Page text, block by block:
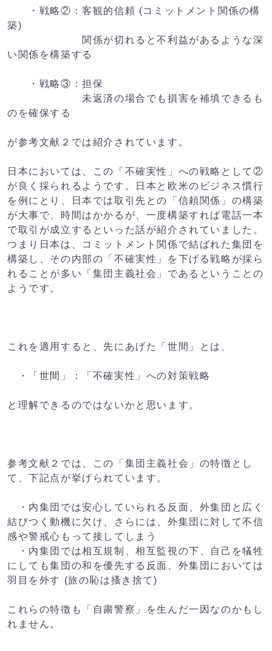
・戦略②：客観的信頼 (コミットメント関係の構
築)
関係が切れると不利益があるような深
い関係を構築する
・戦略③：担保
未返済の場合でも損害を補填できるも
のを確保する
が参考文献２では紹介されています。
日本においては、この「不確実性」への戦略として②
が良く採られるようです。日本と欧米のビジネス慣行
を例にとり、日本では取引先との「信頼関係」の構築
が大事で、時間はかかるが、一度構築すれば電話一本
で取引が成立するといった話が紹介されていました。
つまり日本は、コミットメント関係で結ばれた集団を
構築し、その内部の「不確実性」を下げる戦略が採ら
れることが多い「集団主義社会」であるということの
ようです。
これを適用すると、先にあげた「世間」とは、
・「世間」：「不確実性」への対策戦略
と理解できるのではないかと思います。
参考文献２では、この「集団主義社会」の特徴とし
て、下記点が挙げられています。
・内集団では安心していられる反面、外集団と広く
結びつく動機に欠け、
さらには、外集団に対して不信
感や警戒心もって接してしまう
・内集団では相互規制、相互監視の下、自己を犠牲
にしても集団の和を優先する反面、外集団においては
羽目を外す (旅の恥は搔き捨て)
これらの特徴も「自粛警察」を生んだ一因なのかもし
れません。